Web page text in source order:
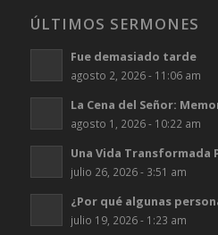
ÚLTIMOS SERMONES
Fue demasiado tarde
agosto 2, 2026 - 11:06 am
La Cena del Señor:
agosto 1, 2026 - 10:22 am
Una Vida Transformada
julio 26, 2026 - 3:51 am
¿Por qué algunas
julio 19, 2026 - 1:23 am